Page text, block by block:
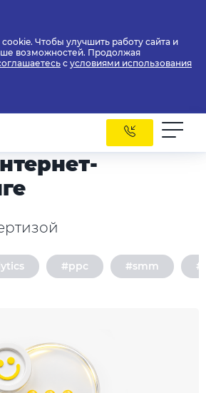
Чтобы улучшить работу сайта и
возможностей. Продолжая
с условиями использования
#ppc #smm